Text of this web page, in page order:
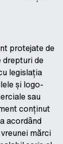
protejate de
drepturi de
legislația
și logo-
sau
conținut
acordând
mărci